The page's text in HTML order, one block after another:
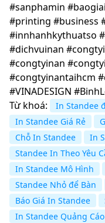
#sanphamin
#printing #business
#innhanhkythuatso
#dichvuinan
#congtyinan
#congtyinantaihcm
#VINADESIGN
Từ khoá:
In Standee
In Standee Giá Rẻ
Chỗ In Standee
In
Standee In Theo Yêu
In Standee Mô Hình
Standee Nhỏ để Bàn
Báo Giá In Standee
In Standee Quảng Cáo